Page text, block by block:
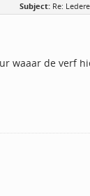
Subject: Re:
waaar de verf